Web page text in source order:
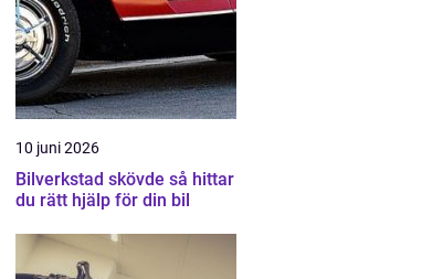
10 juni 2026
Bilverkstad skövde så hittar
du rätt hjälp för din bil